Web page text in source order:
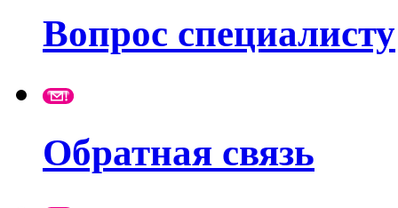
Вопрос специалисту
Обратная связь